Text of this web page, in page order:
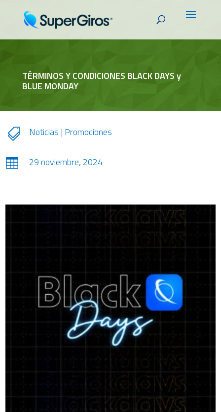
TÉRMINOS Y CONDICIONES BLACK DAYS y
BLUE MONDAY
 Noticias | Promociones
 29 noviembre, 2024